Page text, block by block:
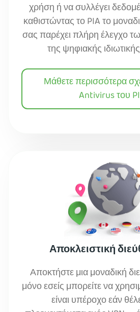
χρήση ή να συλλέγει
καθιστώντας το PIA το
σας παρέχει πλήρη έλεγχο
της ψηφιακής
Μάθετε περισσότερα
Antivirus του
Αποκλειστική
Αποκτήστε μια μοναδική
μόνο εσείς μπορείτε να
είναι υπέροχο εάν